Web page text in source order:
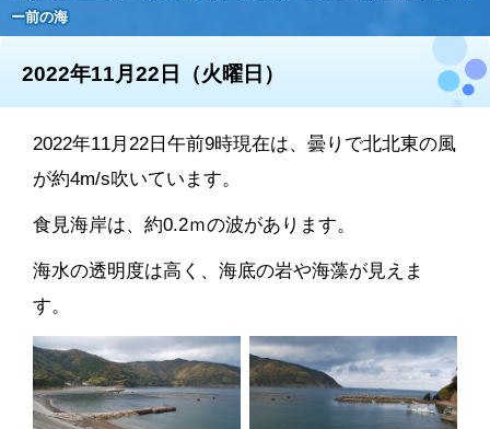
ー前の海
2022年11月22日（火曜日）
2022年11月22日午前9時現在は、曇りで北北東の風
が約4m/s吹いています。
食見海岸は、約0.2ｍの波があります。
海水の透明度は高く、海底の岩や海藻が見えま
す。